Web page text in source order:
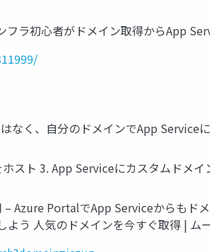
フラ初心者がドメイン取得からApp
なく、自分のドメインでApp Service
スト 3. App Serviceにカスタムドメイ
Azure PortalでApp Serviceからもド
よう 人気のドメインを今すぐ取得 |